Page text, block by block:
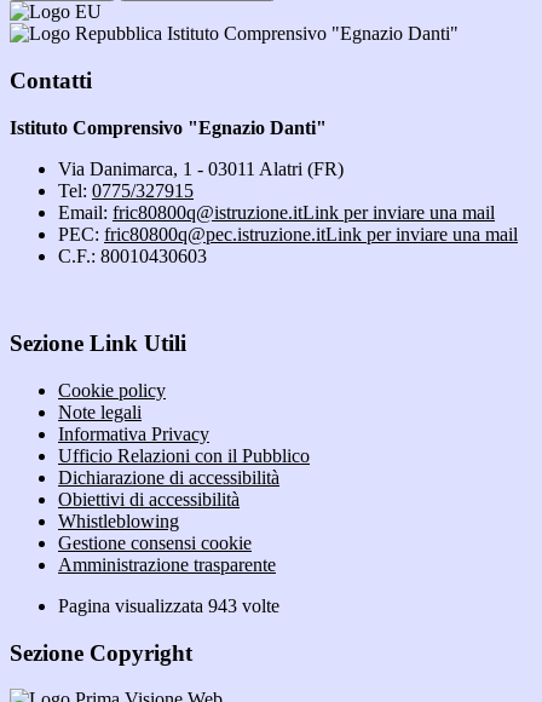
Istituto Comprensivo "Egnazio Danti"
Contatti
Istituto Comprensivo "Egnazio Danti"
Via Danimarca, 1 - 03011 Alatri (FR)
Tel: 0775/327915
Email: fric80800q@istruzione.itLink per inviare una mail
PEC: fric80800q@pec.istruzione.itLink per inviare una mail
C.F.: 80010430603
Sezione Link Utili
Cookie policy
Note legali
Informativa Privacy
Ufficio Relazioni con il Pubblico
Dichiarazione di accessibilità
Obiettivi di accessibilità
Whistleblowing
Gestione consensi cookie
Amministrazione trasparente
Pagina visualizzata 943 volte
Sezione Copyright